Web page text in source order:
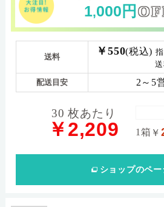
1,000 円
送料 ￥550(税込)
配送目安 2～5
30 枚あたり
￥2,209 1箱 ￥
ショップのペー